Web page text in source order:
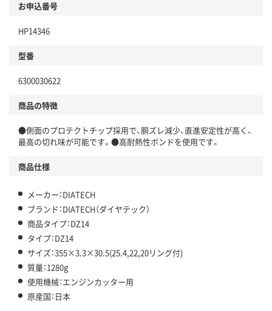
お申込番号
HP14346
型番
6300030622
商品の特徴
●側面のプロテクトチップ採用で、胴ズレ減少、直進安定性が高く、
最高の切れ味が可能です。●高耐熱性ボンドを使用です。
商品仕様
メーカー：DIATECH
ブランド：DIATECH（ダイヤテック）
商品タイプ：DZ14
タイプ：DZ14
サイズ：355×3.3×30.5(25.4,22,20リング付)
質量：1280g
使用機械：エンジンカッター用
原産国：日本